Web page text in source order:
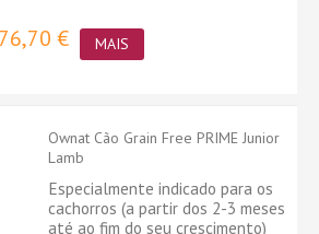
76,70 € MAIS
Ownat Cão Grain Free PRIME Junior
Lamb
Especialmente indicado para os
cachorros (a partir dos 2-3 meses
até ao fim do seu crescimento)